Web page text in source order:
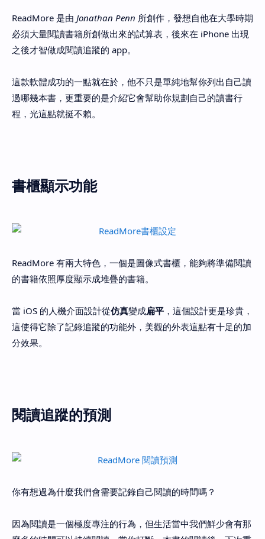
ReadMore 是由 Jonathan Penn 所創作，發想自他在大學時期
必須大量閱讀書籍所創做出來的試算表，後來在 iPhone 出現
之後才智做成閱讀追蹤的 app。
這款軟體成功的一點就在於，他不只是單純地幫你列出自己讀
過哪幾本書，更重要的是介紹它會幫助你規劃自己的讀書行
程，光這點就挺不賴。
書櫃顯示功能
ReadMore 有兩大特色，一個是圖像式書櫃，能夠將準備閱讀
的書籍依照厚度顯示成堆疊的書籍。
當 iOS 的人機介面設計從仿真變成扁平 ，這個設計更是珍貴，
這使得它除了記錄追蹤的功能外，美觀的外表這點有十足的加
分效果。
閱讀追蹤的預測
你有想過為什麼我們會需要記錄自己閱讀的時間嗎？
因為閱讀是一個極度專注的行為，但生活當中我們鮮少會有那